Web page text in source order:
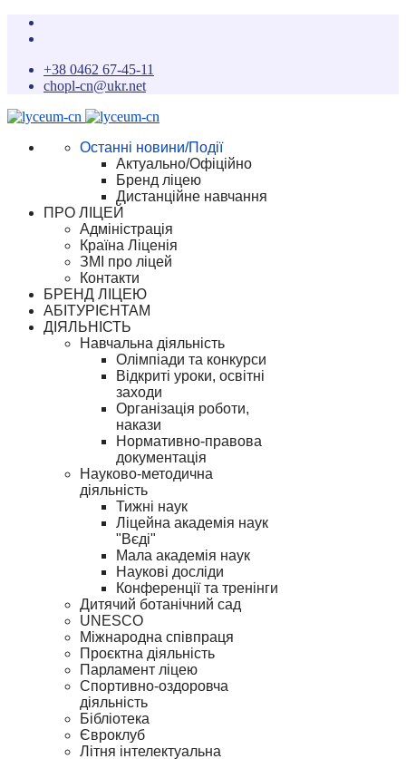
+38 0462 67-45-11
chopl-cn@ukr.net
Останні новини/Події
Актуально/Офіційно
Бренд ліцею
Дистанційне навчання
ПРО ЛІЦЕЙ
Адміністрація
Країна Ліценія
ЗМІ про ліцей
Контакти
БРЕНД ЛІЦЕЮ
АБІТУРІЄНТАМ
ДІЯЛЬНІСТЬ
Навчальна діяльність
Олімпіади та конкурси
Відкриті уроки, освітні
заходи
Організація роботи,
накази
Нормативно-правова
документація
Науково-методична
діяльність
Тижні наук
Ліцейна академія наук
"Вєді"
Мала академія наук
Наукові досліди
Конференції та тренінги
Дитячий ботанічний сад
UNESCO
Міжнародна співпраця
Проєктна діяльність
Парламент ліцею
Спортивно-оздоровча
діяльність
Бібліотека
Євроклуб
Літня інтелектуальна